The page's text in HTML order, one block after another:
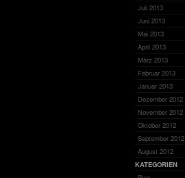
Juli 2013
Juni 2013
Mai 2013
April 2013
März 2013
Februar 2013
Januar 2013
Dezember 2012
November 2012
Oktober 2012
September 2012
August 2012
KATEGORIEN